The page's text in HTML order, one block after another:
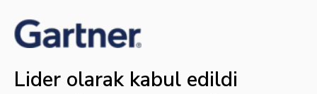
Lider olarak kabul edildi